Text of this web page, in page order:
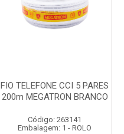
FIO TELEFONE CCI 5 PARES
200m MEGATRON BRANCO
Código: 263141
Embalagem: 1 - ROLO